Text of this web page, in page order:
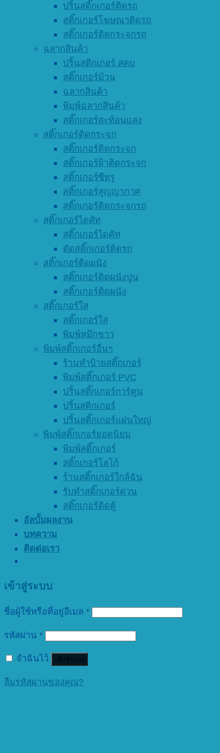
ปริ้นสติ๊กเกอร์ติดรถ
สติ๊กเกอร์โฆษณาติดรถ
สติ๊กเกอร์ติดกระจกรถ
ฉลากสินค้า
ปริ้นสติกเกอร์ สคบ
สติ๊กเกอร์ม้วน
ฉลากสินค้า
พิมพ์ฉลากสินค้า
สติ๊กเกอร์สะท้อนแสง
สติ๊กเกอร์ติดกระจก
สติ๊กเกอร์ติดกระจก
สติ๊กเกอร์ฝ้าติดกระจก
สติ๊กเกอร์ซีทรู
สติ๊กเกอร์สูญญากาศ
สติ๊กเกอร์ติดกระจกรถ
สติ๊กเกอร์ไดคัท
สติ๊กเกอร์ไดคัท
ตัดสติ๊กเกอร์ติดรถ
สติ๊กเกอร์ติดผนัง
สติ๊กเกอร์ติดผนังปูน
สติ๊กเกอร์ติดผนัง
สติ๊กเกอร์ใส
สติ๊กเกอร์ใส
พิมพ์หมึกขาว
พิมพ์สติ๊กเกอร์อื่นๆ
ร้านทำป้ายสติ๊กเกอร์
พิมพ์สติ๊กเกอร์ PVC
ปริ้นสติ๊กเกอร์การ์ตูน
ปริ้นสติกเกอร์
ปริ้นสติ๊กเกอร์แผ่นใหญ่
พิมพ์สติ๊กเกอร์ยอดนิยม
พิมพ์สติ๊กเกอร์
สติ๊กเกอร์โลโก้
ร้านสติ๊กเกอร์ใกล้ฉัน
รับทำสติ๊กเกอร์ด่วน
สติ๊กเกอร์ติดตู้
อัลบั้มผลงาน
บทความ
ติดต่อเรา
เข้าสู่ระบบ
ชื่อผู้ใช้หรือที่อยู่อีเมล *
รหัสผ่าน *
จำฉันไว้ เข้าสู่ระบบ
ลืมรหัสผ่านของคุณ?